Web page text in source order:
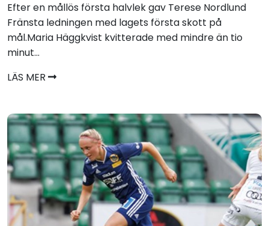
Efter en mållös första halvlek gav Terese Nordlund
Fränsta ledningen med lagets första skott på
mål.Maria Häggkvist kvitterade med mindre än tio
minut...
LÄS MER